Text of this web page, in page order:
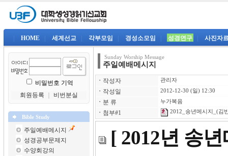
HOME 세계선교 각부모임 경성소모임 성경연구 사진자
비밀번호 기억
회원등록
비번분실
Bible Study
주일예배메시지
성경공부문제지
수양회강의
Sunday Worship Message
주일예배메시지
ㆍ 작성자 관리자
ㆍ 작성일 2012-12-30 (일) 12:30
ㆍ 분 류 누가복음
ㆍ 첨부#1 2012_송년메시지_(김
[ 2012년 송